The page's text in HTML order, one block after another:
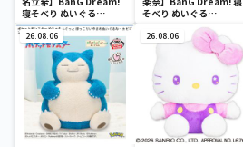
寝そべり ぬいぐる
み“MyGO!!!!!”Vol.2（EX
）
そべり ぬいぐる
み“MyGO!!!!!”Vol.1（EX
）
26.08.06 26.08.06